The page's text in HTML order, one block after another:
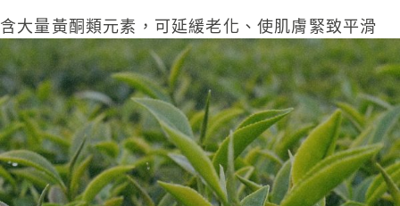
含大量黃酮類元素，可延緩老化、使肌膚緊致平滑